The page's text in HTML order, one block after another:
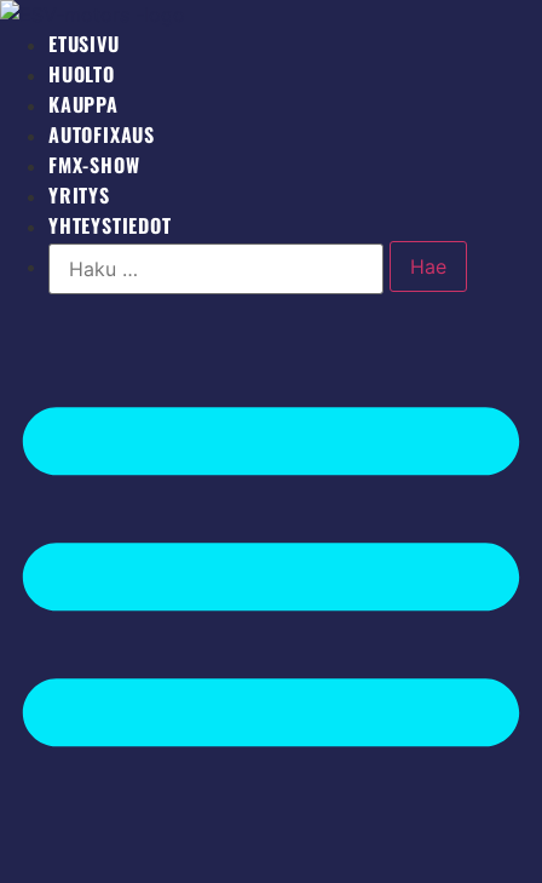
Mene
sisältöönETUSIVU
HUOLTO
KAUPPA
AUTOFIXAUS
FMX-SHOW
YRITYS
YHTEYSTIEDOT